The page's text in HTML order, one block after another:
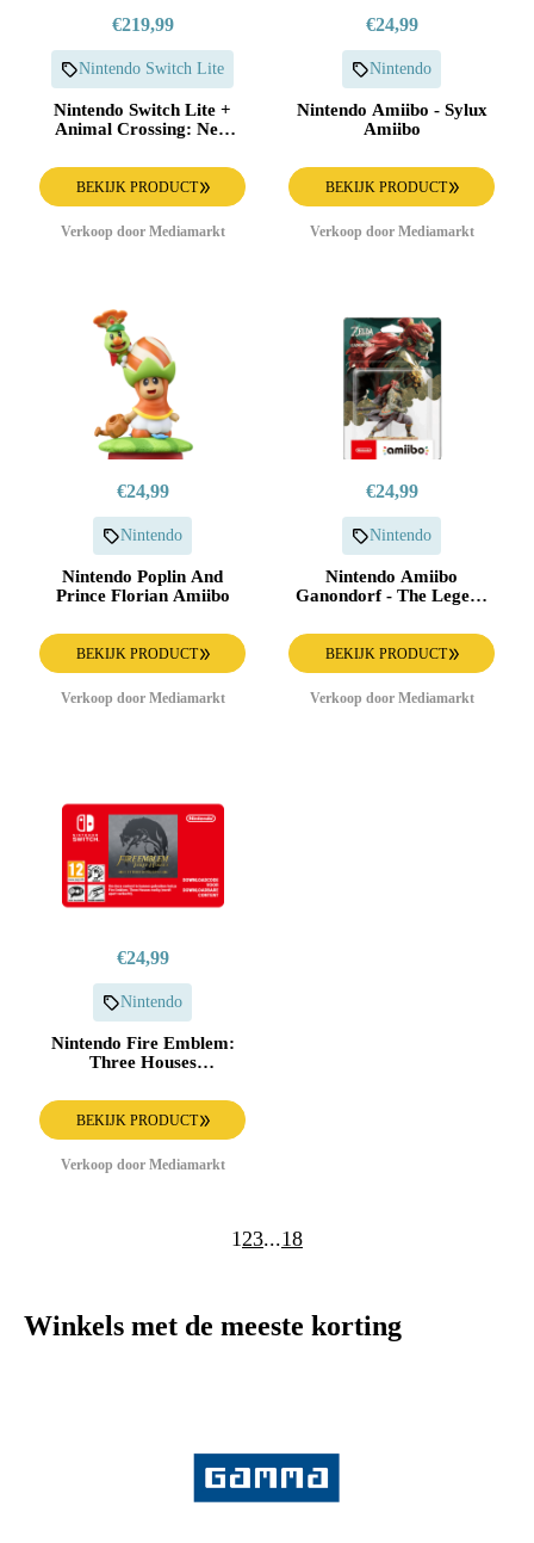
€219,99
Nintendo Switch Lite
Nintendo Switch Lite +
Animal Crossing: New
BEKIJK PRODUCT
Verkoop door Mediamarkt
€24,99
Nintendo
Nintendo Amiibo - Sylux
Amiibo
BEKIJK PRODUCT
Verkoop door Mediamarkt
€24,99
Nintendo
Nintendo Poplin And
Prince Florian Amiibo
BEKIJK PRODUCT
Verkoop door Mediamarkt
€24,99
Nintendo
Nintendo Amiibo
Ganondorf - The Legend
Kingdom
BEKIJK PRODUCT
Verkoop door Mediamarkt
€24,99
Nintendo
Nintendo Fire Emblem:
Three Houses
(download Code)
BEKIJK PRODUCT
Verkoop door Mediamarkt
123...18
Winkels met de meeste korting